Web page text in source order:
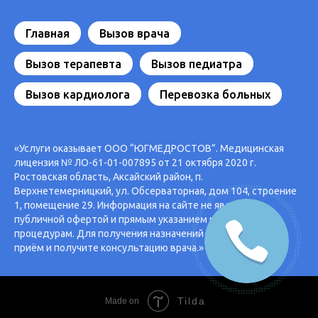
Главная Вызов врача
Вызов терапевта Вызов педиатра
Вызов кардиолога Перевозка больных
«Услуги оказывает ООО “ЮГМЕДРОСТОВ”. Медицинская
лицензия № ЛО-61-01-007895 от 21 октября 2020 г.
Ростовская область, Аксайский район, п.
Верхнетемерницкий, ул. Обсерваторная, дом 104, строение
1, помещение 29. Информация на сайте не является
публичной офертой и прямым указанием к лечебным
процедурам. Для получения назначений запишитесь на
приём и получите консультацию врача.»
Made on Tilda